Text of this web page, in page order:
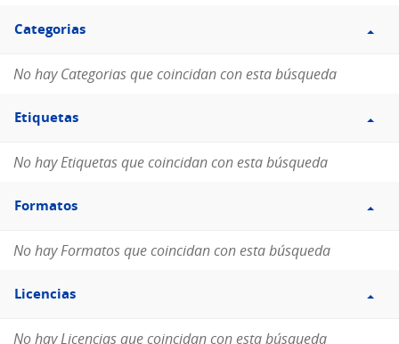
Filtro
Categorias
Categorias
No hay Categorias que coincidan con esta búsqueda
Filtro
Etiquetas
Etiquetas
No hay Etiquetas que coincidan con esta búsqueda
Filtro
Formatos
Formatos
No hay Formatos que coincidan con esta búsqueda
Filtro
Licencias
Licencias
No hay Licencias que coincidan con esta búsqueda